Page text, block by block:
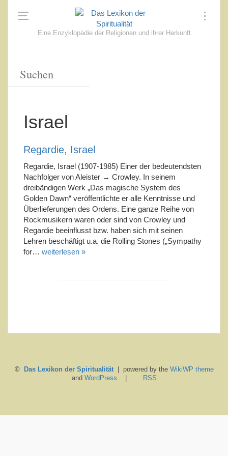
Eine Enzyklopädie der Religionen und ihrer Herkunft
Israel
Regardie, Israel
Regardie, Israel (1907-1985) Einer der bedeutendsten
Nachfolger von Aleister → Crowley. In seinem
dreibändigen Werk „Das magische System des
Golden Dawn“ veröffentlichte er alle Kenntnisse und
Überlieferungen des Ordens. Eine ganze Reihe von
Rockmusikern waren oder sind von Crowley und
Regardie beeinflusst bzw. haben sich mit seinen
Lehren beschäftigt u.a. die Rolling Stones („Sympathy
for… weiterlesen »
© Das Lexikon der Spiritualität| powered by the WikiWP theme
and WordPress. | RSS